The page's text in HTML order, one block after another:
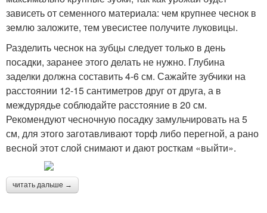
зависеть от семенного материала: чем крупнее чеснок в
землю заложите, тем увесистее получите луковицы.
Разделить чеснок на зубцы следует только в день
посадки, заранее этого делать не нужно. Глубина
заделки должна составить 4-6 см. Сажайте зубчики на
расстоянии 12-15 сантиметров друг от друга, а в
междурядье соблюдайте расстояние в 20 см.
Рекомендуют чесночную посадку замульчировать на 5
см, для этого заготавливают торф либо перегной, а рано
весной этот слой снимают и дают росткам «выйти».
читать дальше →